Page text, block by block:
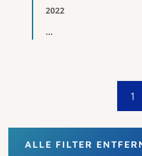
2022
...
1
ALLE FILTER